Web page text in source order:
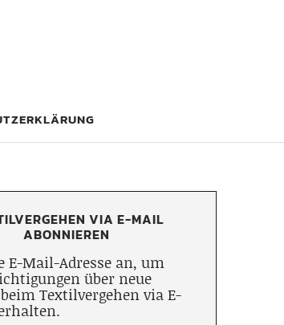
VIA E-MAIL
ABONNIEREN
E-Mail-Adresse an, um
über neue
Textilvergehen via E-